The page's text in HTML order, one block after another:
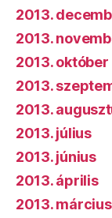
2013.
2013.
2013. október
2013.
2013.
2013. július
2013. június
2013. április
2013. március